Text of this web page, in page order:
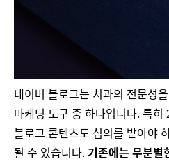
네이버 블로그는 치과의 전문성
마케팅 도구 중 하나입니다. 특
블로그 콘텐츠도 심의를 받아야
될 수 있습니다.기존에는 무분별